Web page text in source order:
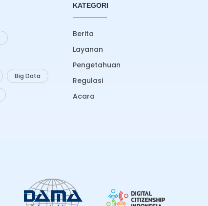
Big Data
KATEGORI
Berita
Layanan
Pengetahuan
Regulasi
Acara